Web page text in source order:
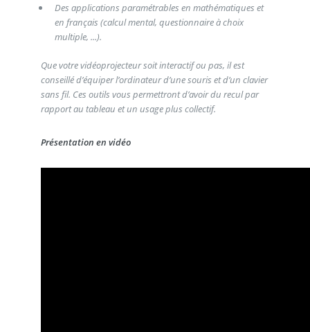
Des applications paramétrables en mathématiques et
en français (calcul mental, questionnaire à choix
multiple, ...).
Que votre vidéoprojecteur soit interactif ou pas, il est
conseillé d’équiper l’ordinateur d’une souris et d’un clavier
sans fil. Ces outils vous permettront d’avoir du recul par
rapport au tableau et un usage plus collectif.
Présentation en vidéo